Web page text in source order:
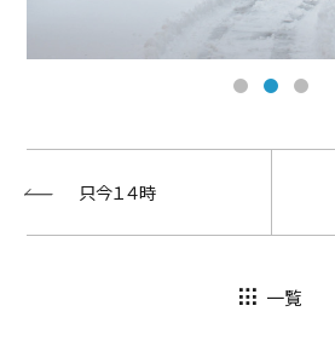
只今１４時
一覧